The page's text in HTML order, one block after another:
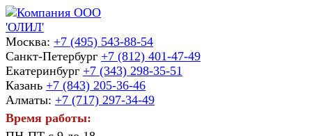
Москва: +7 (495) 543-88-54
Санкт-Петербург +7 (812) 401-47-49
Екатеринбург +7 (343) 298-35-51
Казань +7 (843) 205-36-46
Алматы: +7 (717) 297-34-49
Время работы: